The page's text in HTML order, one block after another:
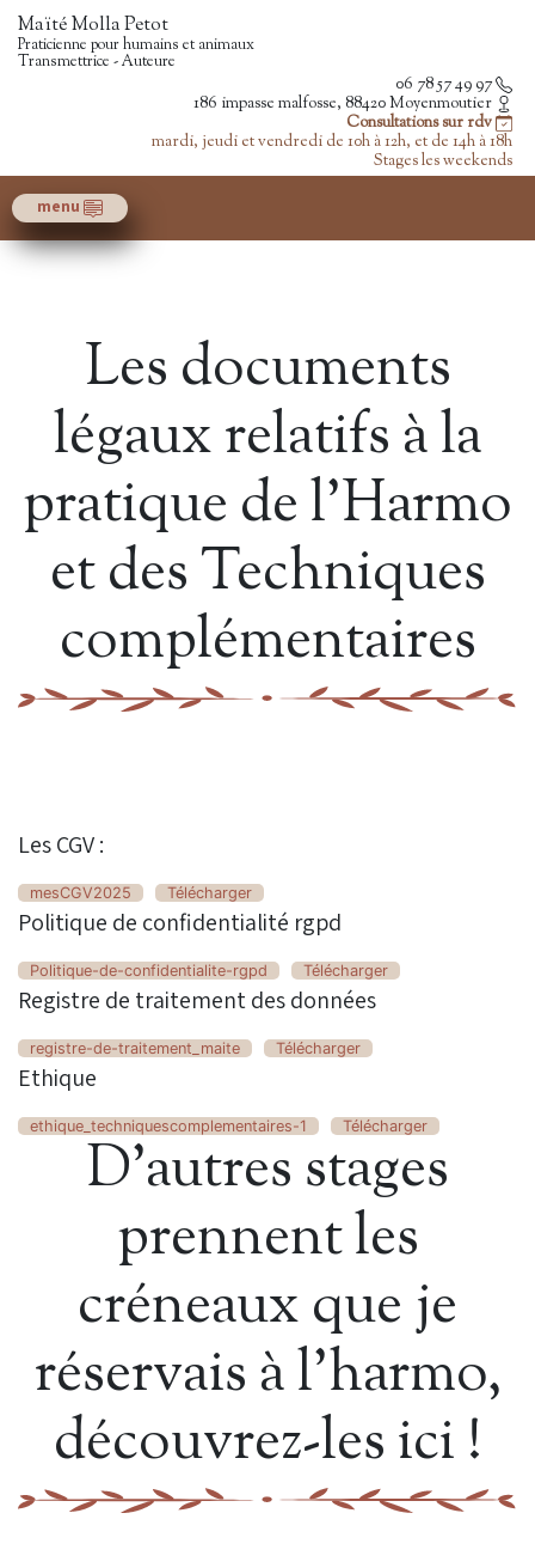
Maïté Molla Petot
Praticienne pour humains et animaux
Transmettrice - Auteure
06 78 57 49 97
186 impasse malfosse, 88420 Moyenmoutier
Consultations sur rdv
mardi, jeudi et vendredi de 10h à 12h, et de 14h à 18h
Stages les weekends
menu
Les documents
légaux relatifs à la
pratique de l’Harmo
et des Techniques
complémentaires
Les CGV :
mesCGV2025 Télécharger
Politique de confidentialité rgpd
Politique-de-confidentialite-rgpd Télécharger
Registre de traitement des données
registre-de-traitement_maite Télécharger
Ethique
ethique_techniquescomplementaires-1 Télécharger
D’autres stages
prennent les
créneaux que je
réservais à l’harmo,
découvrez-les ici !